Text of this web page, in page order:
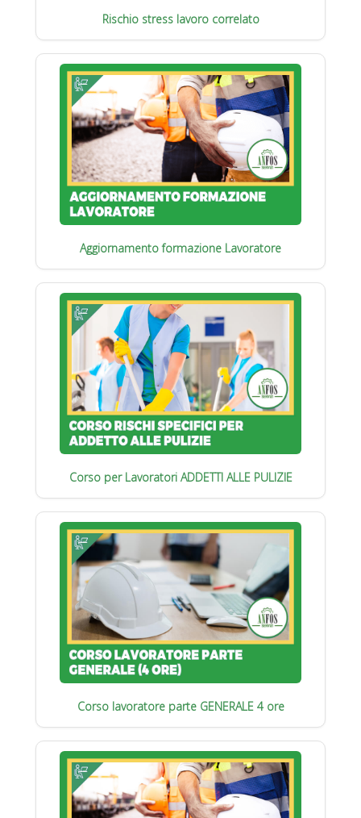
Rischio stress lavoro correlato
Aggiornamento formazione Lavoratore
Corso per Lavoratori ADDETTI ALLE PULIZIE
Corso lavoratore parte GENERALE 4 ore